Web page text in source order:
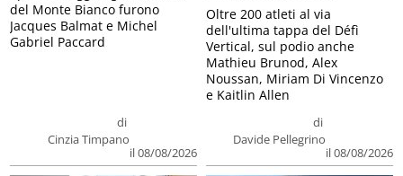
di
Cinzia Timpano
il 08/08/2026
del Monte Bianco furono
Jacques Balmat e Michel
Gabriel Paccard
di
Davide Pellegrino
il 08/08/2026
Oltre 200 atleti al via
dell'ultima tappa del Défì
Vertical, sul podio anche
Mathieu Brunod, Alex
Noussan, Miriam Di Vincenzo
e Kaitlin Allen